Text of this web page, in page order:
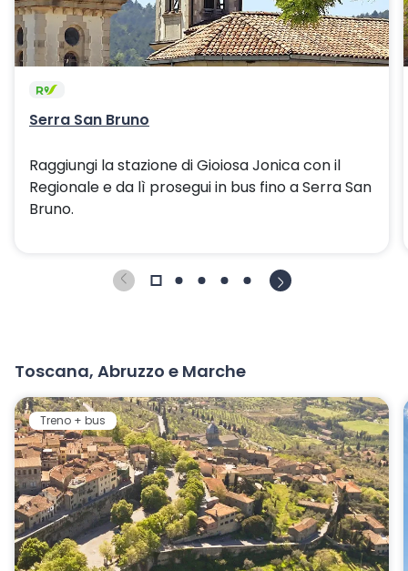
Serra San Bruno
Raggiungi la stazione di Gioiosa Jonica con il
Regionale e da lì prosegui in bus fino a Serra San
Bruno.
Toscana, Abruzzo e Marche
Treno + bus